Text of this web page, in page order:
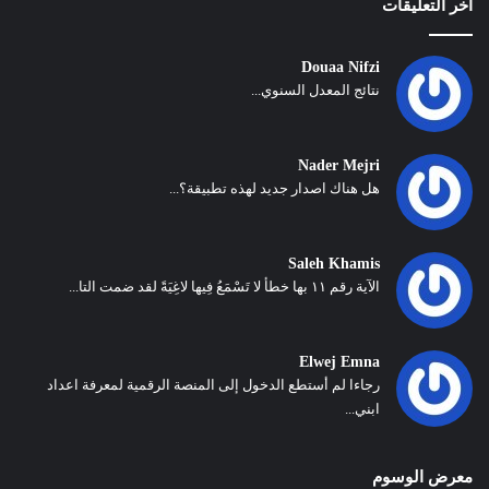
أخر التعليقات
Douaa Nifzi
نتائج المعدل السنوي...
Nader Mejri
هل هناك اصدار جديد لهذه تطبيقة؟...
Saleh Khamis
الآية رقم ١١ بها خطأ لا تَسْمَعُ فِيها لاغِيَةً لقد ضمت التا...
Elwej Emna
رجاءا لم أستطع الدخول إلى المنصة الرقمية لمعرفة اعداد
ابني...
معرض الوسوم